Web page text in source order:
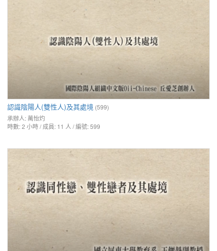
認識陰陽人(雙性人)及其處境 (599)
承辦人:萬怡灼
時數: 2 小時 / 成員: 11 人 / 編號: 599